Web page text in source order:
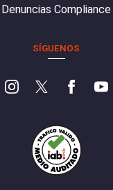
Denuncias Compliance
SÍGUENOS